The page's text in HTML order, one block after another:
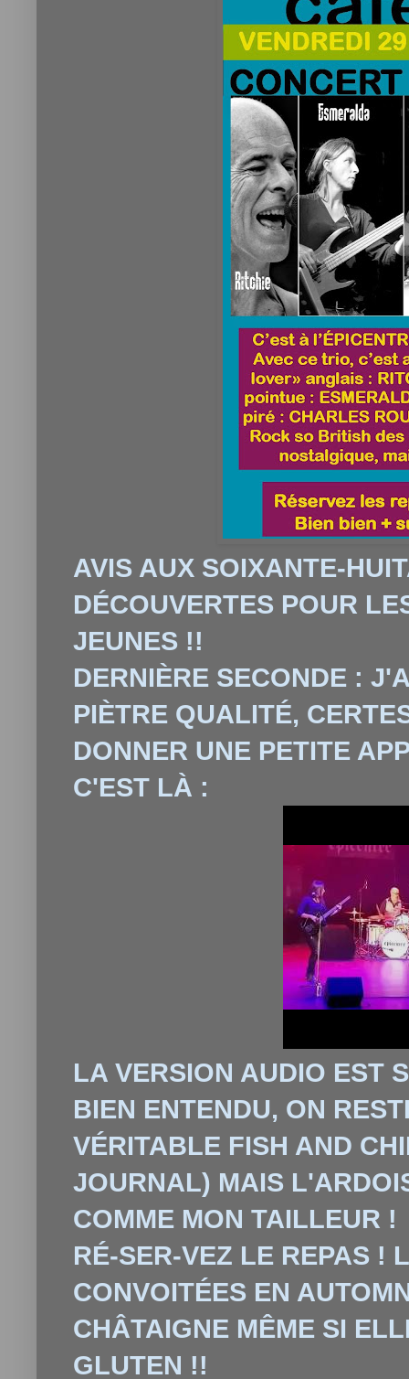
AVIS AUX SOIXANTE-
DÉCOUVERTES POUR
JEUNES !!
DERNIÈRE SECONDE :
PIÈTRE QUALITÉ,
DONNER UNE PETITE
C'EST LÀ :
LA VERSION AUDIO EST
BIEN ENTENDU, ON
VÉRITABLE FISH AND
JOURNAL) MAIS
COMME MON TAILLEUR !
RÉ-SER-VEZ LE REPAS !
CONVOITÉES EN
CHÂTAIGNE MÊME SI
GLUTEN !!